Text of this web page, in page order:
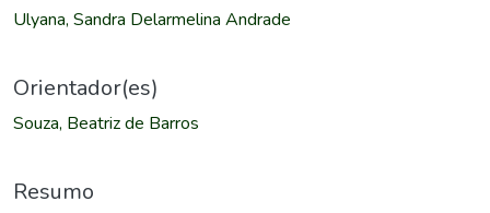
Ulyana, Sandra Delarmelina Andrade
Orientador(es)
Souza, Beatriz de Barros
Resumo